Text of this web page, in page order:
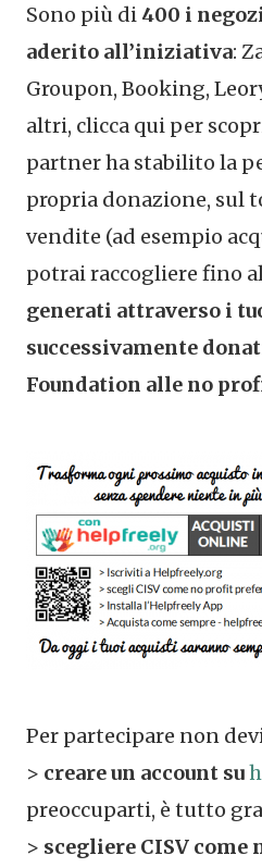
Sono più di 400 i
aderito all’iniziativa:
Groupon, Booking,
altri, clicca qui per
partner ha stabilito la
propria donazione, sul
vendite (ad esempio
potrai raccogliere fino
generati attraverso i
successivamente
Foundation alle no
Per partecipare non
> creare un account su
preoccuparti, è tutto
> scegliere CISV